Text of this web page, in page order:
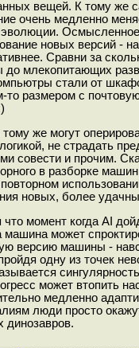
вещей. К тому же
очень медленно
эволюции. Осмысленное
новых версий -
Сравни за
до млекопитающих
стали от
то размером с
же могут
не страдать
совести и прочим.
в разборке
новых, более
что момент когда AI
машина может
версию машины -
одну из точек
может втопить
медленно
люди просто
динозавров.